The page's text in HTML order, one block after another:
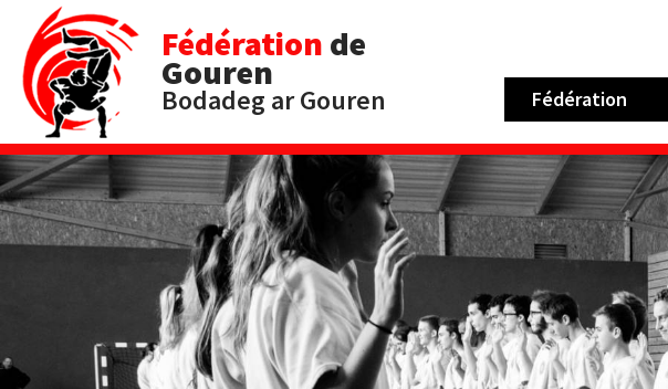
Fédération de
Gouren
Bodadeg ar Gouren Fédération